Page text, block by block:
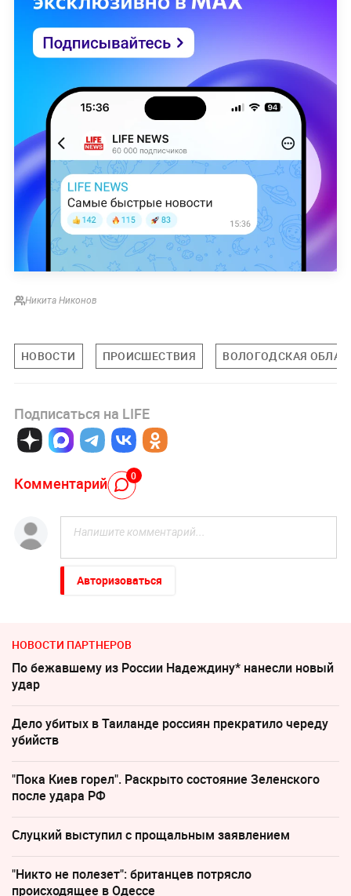
Никита Никонов
НОВОСТИ ПРОИСШЕСТВИЯ ВОЛОГОДСКАЯ
Подписаться на LIFE
Комментарий 0
Авторизоваться
НОВОСТИ ПАРТНЕРОВ
По бежавшему из России Надеждину* нанесли новый
удар
Дело убитых в Таиланде россиян прекратило череду
убийств
"Пока Киев горел". Раскрыто состояние Зеленского
после удара РФ
Слуцкий выступил с прощальным заявлением
"Никто не полезет": британцев потрясло
происходящее в Одессе